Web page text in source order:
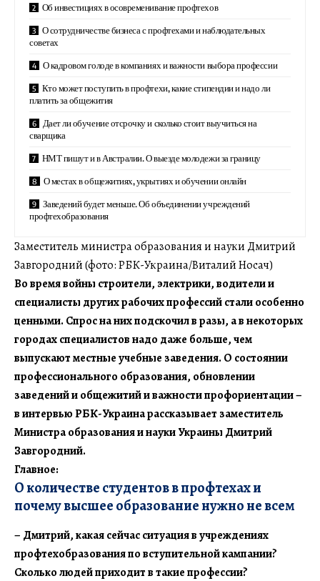
Об инвестициях в осовременивание профтехов
О сотрудничестве бизнеса с профтехами и наблюдательных
советах
О кадровом голоде в компаниях и важности выбора профессии
Кто может поступить в профтехи, какие стипендии и надо ли
платить за общежития
Дает ли обучение отсрочку и сколько стоит выучиться на
сварщика
НМТ пишут и в Австралии. О выезде молодежи за границу
О местах в общежитиях, укрытиях и обучении онлайн
Заведений будет меньше. Об объединении учреждений
профтехобразования
Заместитель министра образования и науки Дмитрий
Завгородний (фото: РБК-Украина/Виталий Носач)
Во время войны строители, электрики, водители и
специалисты других рабочих профессий стали особенно
ценными. Спрос на них подскочил в разы, а в некоторых
городах специалистов надо даже больше, чем
выпускают местные учебные заведения. О состоянии
профессионального образования, обновлении
заведений и общежитий и важности профориентации –
в интервью РБК-Украина рассказывает заместитель
Министра образования и науки Украины Дмитрий
Завгородний.
Главное:
О количестве студентов в профтехах и
почему высшее образование нужно не всем
– Дмитрий, какая сейчас ситуация в учреждениях
профтехобразования по вступительной кампании?
Сколько людей приходит в такие профессии?